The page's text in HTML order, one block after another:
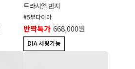
트라시엘 반지
#5부다이아
반짝특가 668,000원